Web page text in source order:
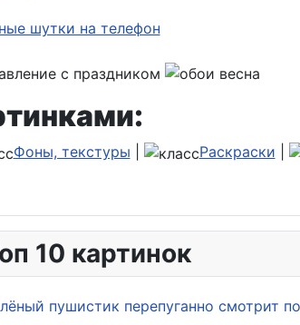
Фоны, текстуры Раскраски
10 картинок
пушистик перепуганно смотрит